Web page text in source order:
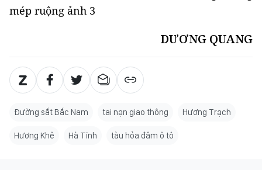
DƯƠNG QUANG
Đường sắt Bắc Nam tai nạn giao thông Hương Trạch
Hương Khê Hà Tĩnh tàu hỏa đâm ô tô